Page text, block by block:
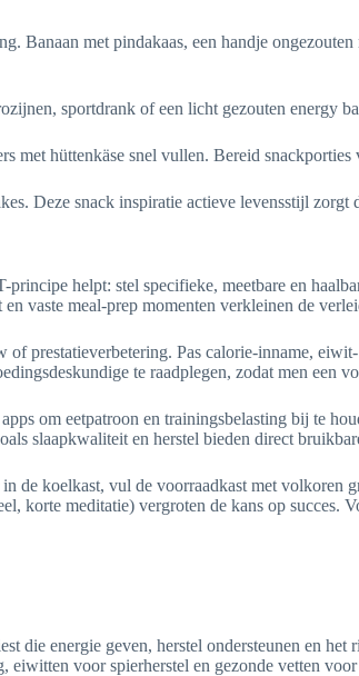
Banaan met pindakaas, een handje
sportdrank of een licht gezouten energy
met hüttenkäse snel vullen. Bereid
Deze snack inspiratie actieve levensstijl zorgt
helpt: stel specifieke, meetbare en
vaste meal-prep momenten verkleinen de
prestatieverbetering. Pas calorie-inname,
te raadplegen, zodat men een
om eetpatroon en trainingsbelasting bij te
slaapkwaliteit en herstel bieden direct
de koelkast, vul de voorraadkast met
korte meditatie) vergroten de kans op
die energie geven, herstel ondersteunen en
voor spierherstel en gezonde vetten